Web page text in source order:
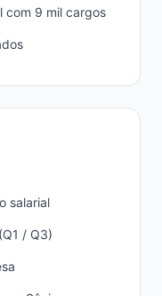
com 9 mil cargos
salarial
/ Q3)